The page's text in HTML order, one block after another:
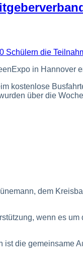
in Hannover
kostenlose
über die
dem
wenn es
ist die gemeinsame